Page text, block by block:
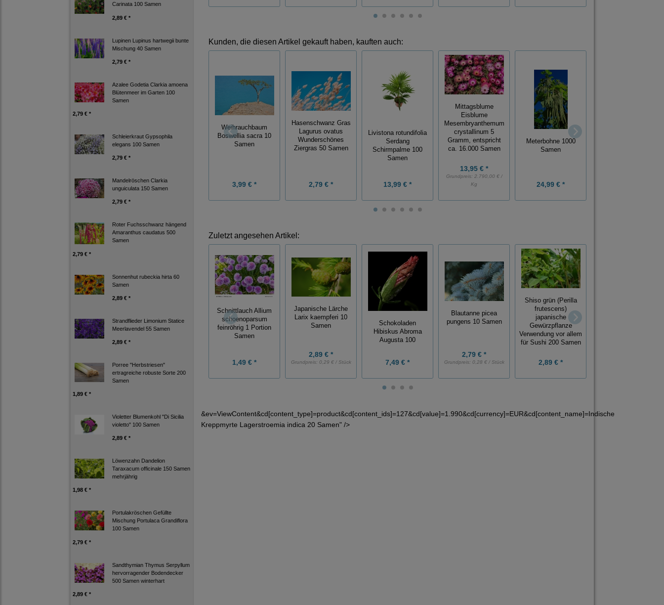
Carinata 100 Samen
2,89 € *
Lupinen Lupinus hartwegii bunte
Mischung 40 Samen
2,79 € *
Azalee Godetia Clarkia amoena
Blütenmeer im Garten 100
Samen
2,79 € *
Schleierkraut Gypsophila
elegans 100 Samen
2,79 € *
Mandelröschen Clarkia
unguiculata 150 Samen
2,79 € *
Roter Fuchsschwanz hängend
Amaranthus caudatus 500
Samen
2,79 € *
Sonnenhut rubeckia hirta 60
Samen
2,89 € *
Strandflieder Limonium Statice
Meerlavendel 55 Samen
2,89 € *
Porree "Herbstriesen"
ertragreiche robuste Sorte 200
Samen
1,89 € *
Violetter Blumenkohl "Di Sicilia
violetto" 100 Samen
2,89 € *
Löwenzahn Dandelion
Taraxacum officinale 150 Samen
mehrjährig
1,98 € *
Portulakröschen Gefüllte
Mischung Portulaca Grandiflora
100 Samen
2,79 € *
Sandthymian Thymus Serpyllum
hervorragender Bodendecker
500 Samen winterhart
2,89 € *
Kunden, die diesen Artikel gekauft haben, kauften auch:
Weihrauchbaum
Boswellia sacra 10
Samen
3,99 € *
Hasenschwanz Gras
Lagurus ovatus
Wunderschönes
Ziergras 50 Samen
2,79 € *
Livistona rotundifolia
Serdang
Schirmpalme 100
Samen
13,99 € *
Mittagsblume
Eisblume
Mesembryanthemum
crystallinum 5
Gramm, entspricht
ca. 16.000 Samen
13,95 € *
Grundpreis: 2.790,00 € /
Kg
Meterbohne 1000
Samen
24,99 € *
Zuletzt angesehen Artikel:
Schnittlauch Allium
schoenoparsum
feinröhrig 1 Portion
Samen
1,49 € *
Japanische Lärche
Larix kaempferi 10
Samen
2,89 € *
Grundpreis: 0,29 € / Stück
Schokoladen
Hibiskus Abroma
Augusta 100
7,49 € *
Blautanne picea
pungens 10 Samen
2,79 € *
Grundpreis: 0,28 € / Stück
Shiso grün (Perilla
frutescens)
japanische
Gewürzpflanze
Verwendung vor allem
für Sushi 200 Samen
2,89 € *
&ev=ViewContent&cd[content_type]=product&cd[content_ids]=127&cd[value]=1.990&cd[currency]=EUR&cd[content_name]=Indische
Kreppmyrte Lagerstroemia indica 20 Samen" />